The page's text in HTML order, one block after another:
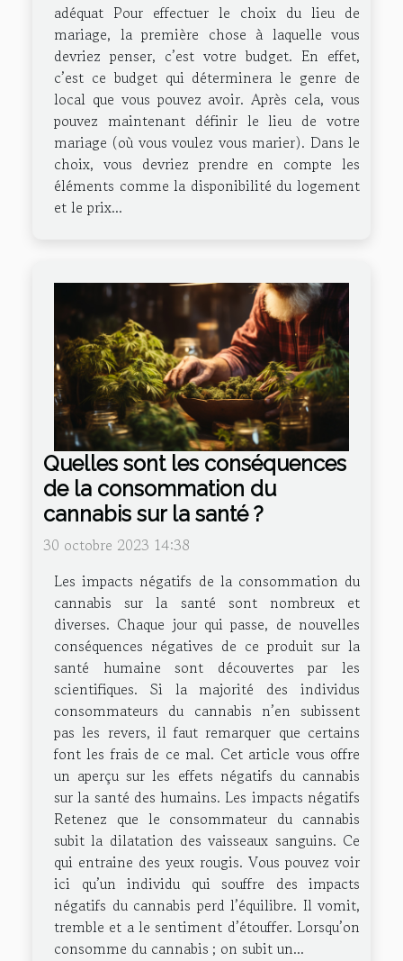
adéquat Pour effectuer le choix du lieu de
mariage, la première chose à laquelle vous
devriez penser, c’est votre budget. En effet,
c’est ce budget qui déterminera le genre de
local que vous pouvez avoir. Après cela, vous
pouvez maintenant définir le lieu de votre
mariage (où vous voulez vous marier). Dans le
choix, vous devriez prendre en compte les
éléments comme la disponibilité du logement
et le prix...
Quelles sont les conséquences
de la consommation du
cannabis sur la santé ?
30 octobre 2023 14:38
Les impacts négatifs de la consommation du
cannabis sur la santé sont nombreux et
diverses. Chaque jour qui passe, de nouvelles
conséquences négatives de ce produit sur la
santé humaine sont découvertes par les
scientifiques. Si la majorité des individus
consommateurs du cannabis n’en subissent
pas les revers, il faut remarquer que certains
font les frais de ce mal. Cet article vous offre
un aperçu sur les effets négatifs du cannabis
sur la santé des humains. Les impacts négatifs
Retenez que le consommateur du cannabis
subit la dilatation des vaisseaux sanguins. Ce
qui entraine des yeux rougis. Vous pouvez voir
ici qu’un individu qui souffre des impacts
négatifs du cannabis perd l’équilibre. Il vomit,
tremble et a le sentiment d’étouffer. Lorsqu’on
consomme du cannabis ; on subit un...